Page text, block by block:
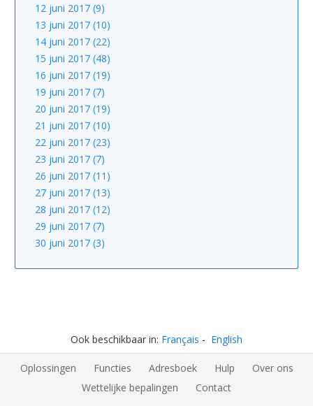
12 juni 2017 (9)
13 juni 2017 (10)
14 juni 2017 (22)
15 juni 2017 (48)
16 juni 2017 (19)
19 juni 2017 (7)
20 juni 2017 (19)
21 juni 2017 (10)
22 juni 2017 (23)
23 juni 2017 (7)
26 juni 2017 (11)
27 juni 2017 (13)
28 juni 2017 (12)
29 juni 2017 (7)
30 juni 2017 (3)
Ook beschikbaar in: Français English
Oplossingen Functies Adresboek Hulp
Over ons
Wettelijke bepalingen
Contact